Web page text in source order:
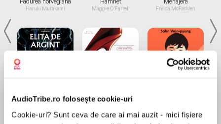
AudioTribe.ro folosește cookie-uri
Cookie-uri? Sunt ceva de care ai mai auzit - mici fișiere
Haruki Murakami
de...
Dani Francis
Maggie O'Farrell
la...
Lauren Weisberger
Freida McFadden